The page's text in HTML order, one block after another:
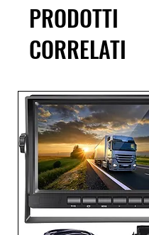
PRODOTTI
CORRELATI